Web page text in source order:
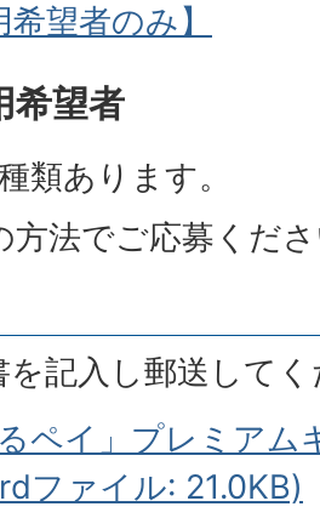
希望者のみ】
希望者
類あります。
方法でご応募くだ
を記入し郵送して
るペイ」プレミア
ファイル: 21.0KB)